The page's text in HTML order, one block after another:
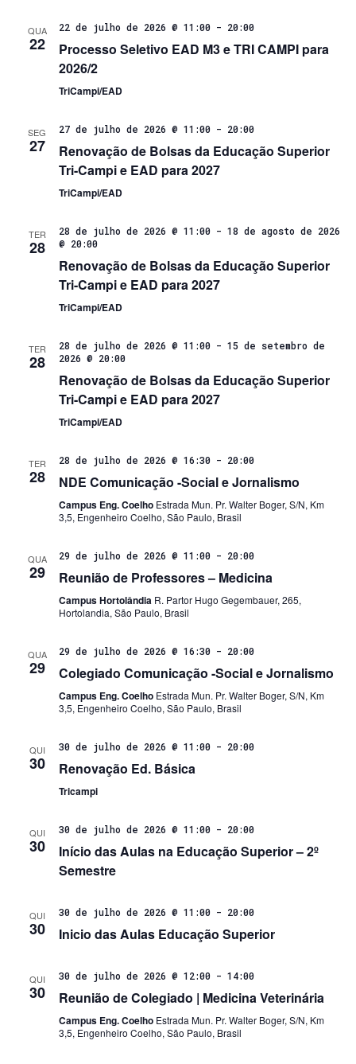
QUA
22
22 de julho de 2026 @ 11:00- 20:00
Processo Seletivo EAD M3 e TRI CAMPI para
2026/2
TriCampi/EAD
SEG
27
27 de julho de 2026 @ 11:00- 20:00
Renovação de Bolsas da Educação Superior
Tri-Campi e EAD para 2027
TriCampi/EAD
TER
28
28 de julho de 2026 @ 11:00- 18 de agosto de 2026
@ 20:00
Renovação de Bolsas da Educação Superior
Tri-Campi e EAD para 2027
TriCampi/EAD
TER
28
28 de julho de 2026 @ 11:00- 15 de setembro de
2026 @ 20:00
Renovação de Bolsas da Educação Superior
Tri-Campi e EAD para 2027
TriCampi/EAD
TER
28
28 de julho de 2026 @ 16:30- 20:00
NDE Comunicação -Social e Jornalismo
Campus Eng. Coelho Estrada Mun. Pr. Walter Boger, S/N, Km
3,5, Engenheiro Coelho, São Paulo, Brasil
QUA
29
29 de julho de 2026 @ 11:00- 20:00
Reunião de Professores – Medicina
Campus Hortolândia R. Partor Hugo Gegembauer, 265,
Hortolandia, São Paulo, Brasil
QUA
29
29 de julho de 2026 @ 16:30- 20:00
Colegiado Comunicação -Social e Jornalismo
Campus Eng. Coelho Estrada Mun. Pr. Walter Boger, S/N, Km
3,5, Engenheiro Coelho, São Paulo, Brasil
QUI
30
30 de julho de 2026 @ 11:00- 20:00
Renovação Ed. Básica
Tricampi
QUI
30
30 de julho de 2026 @ 11:00- 20:00
Início das Aulas na Educação Superior – 2º
Semestre
QUI
30
30 de julho de 2026 @ 11:00- 20:00
Inicio das Aulas Educação Superior
QUI
30
30 de julho de 2026 @ 12:00- 14:00
Reunião de Colegiado | Medicina Veterinária
Campus Eng. Coelho Estrada Mun. Pr. Walter Boger, S/N, Km
3,5, Engenheiro Coelho, São Paulo, Brasil